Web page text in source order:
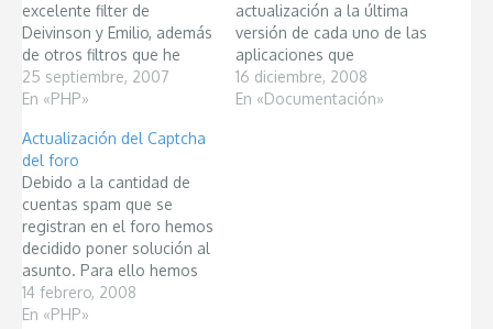
excelente filter de
Deivinson y Emilio, además
de otros filtros que he
agregado. También he
implementado un sistema
controladores, esto es
una gran mejora ya que
permitirá que se pueda
extender el framework sin
necesidad de cambiar su…
25 septiembre, 2007
En «PHP»
actualización a la última
versión de cada uno de las
aplicaciones que
gestionan el blog y el
foro. A parte de esto, para
16 diciembre, 2008
En «Documentación»
Actualización del Captcha
del foro
Debido a la cantidad de
cuentas spam que se
registran en el foro hemos
decidido poner solución al
asunto. Para ello hemos
modificado ciertas partes
del formulario de registro
14 febrero, 2008
En «PHP»